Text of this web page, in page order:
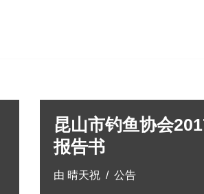
昆山市钓鱼协会
报告书
由 晴天祝 公告